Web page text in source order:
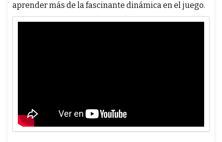
aprender más de la fascinante dinámica en el juego.